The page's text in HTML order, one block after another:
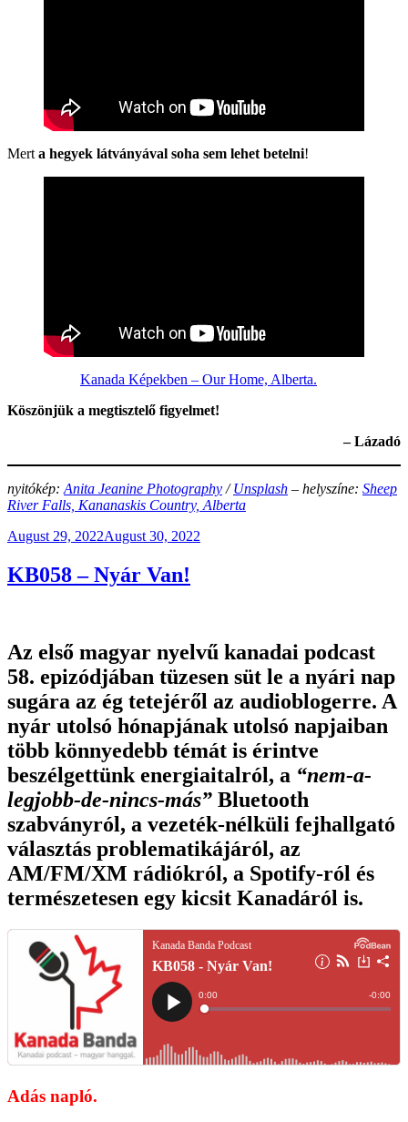
Merta hegyek látványával soha sem lehet betelni!
Kanada Képekben – Our Home, Alberta.
Köszönjük a megtisztelő figyelmet!
– Lázadó
nyitókép:Anita Jeanine Photography/Unsplash – helyszíne: Sheep
River Falls, Kananaskis Country, Alberta
Posted
August 29, 2022August 30, 2022
KB058 – Nyár Van!
Az első magyar nyelvű kanadai podcast
58. epizódjában tüzesen süt le a nyári nap
sugára az ég tetejéről az audioblogerre. A
nyár utolsó hónapjának utolsó napjaiban
több könnyedebb témát is érintve
beszélgettünk energiaitalról, a “nem-a-
legjobb-de-nincs-más” Bluetooth
szabványról, a vezeték-nélküli fejhallgató
választás problematikájáról, az
AM/FM/XM rádiókról, a Spotify-ról és
természetesen egy kicsit Kanadáról is.
Adás napló.